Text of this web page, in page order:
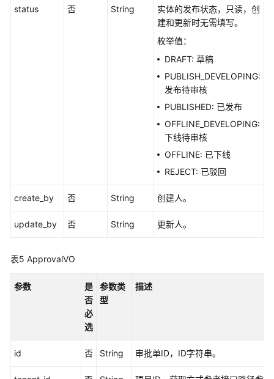
UpdateStandard
看
status 否 String
实体的发布状态，只读，创
建和更新时无需填写。
枚举值：
DRAFT: 草稿
PUBLISH_DEVELOPING:
发布待审核
PUBLISHED: 已发布
OFFLINE_DEVELOPING:
下线待审核
OFFLINE: 已下线
REJECT: 已驳回
create_by 否 String 创建人。
update_by 否 String 更新人。
表5 ApprovalVO
参数
是
否
必
选
参数类
型
描述
id 否 String 审批单ID，ID字符串。